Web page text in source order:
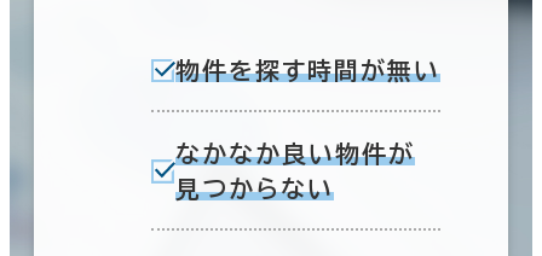
物件を探す時間が無い
なかなか良い物件が
見つからない